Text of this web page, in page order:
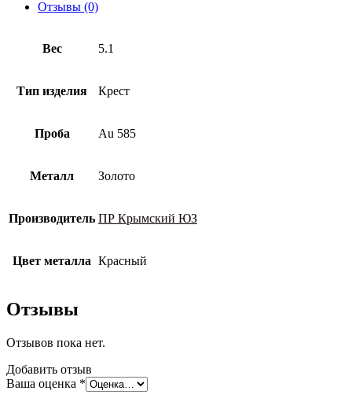
Отзывы (0)
Вес 5.1
Тип изделия Крест
Проба Au 585
Металл Золото
Производитель ПР Крымский ЮЗ
Цвет металла Красный
Отзывы
Отзывов пока нет.
Добавить отзыв
Ваша оценка *